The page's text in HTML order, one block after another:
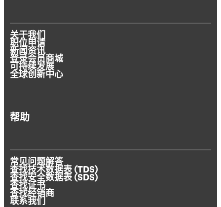
关于我们
职位申请
新闻资讯
登录会员商城
可持续发展
全球创新中心
帮助
常见问题解答
查找技术数据表 (TDS)
查找安全数据表 (SDS)
查找证书
查找经销商
联系我们